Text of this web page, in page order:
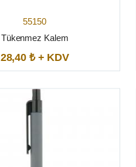
55150
Tükenmez Kalem
28,40 ₺ + KDV